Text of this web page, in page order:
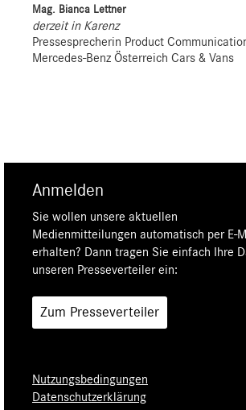
Mag. Bianca Lettner
derzeit in Karenz
Pressesprecherin Product
Mercedes-Benz Österreich Cars & Vans
Anmelden
Sie wollen unsere aktuellen
Medienmitteilungen automatisch per E-
erhalten? Dann tragen Sie einfach Ihre
unseren Presseverteiler ein:
Zum Presseverteiler
Nutzungsbedingungen
Datenschutzerklärung